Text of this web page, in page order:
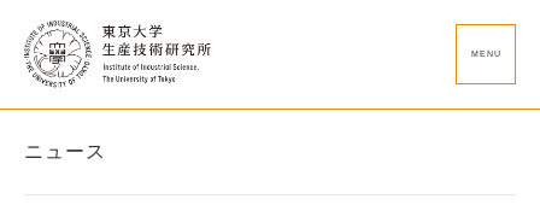
MENU
ニュース